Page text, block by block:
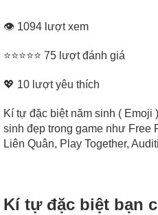
👁 1094 lượt xem
⭐⭐⭐⭐⭐ 75 lượt đánh giá
💖 10 lượt yêu thích
Kí tự đặc biệt năm sinh (
sinh đẹp trong game như Free
Liên Quân, Play Together,
Kí tự đặc biệt bạn